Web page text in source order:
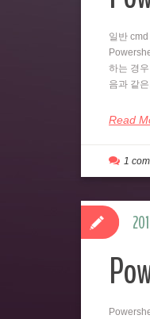
일반
하는 경
음과 같
Read
1